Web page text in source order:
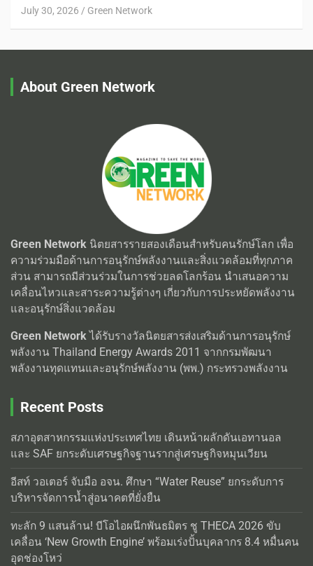
July 30, 2026 Green Network
About Green Network
Green Network นิตยสารรายสองเดือนสำหรับคนรักษ์โลก เพื่อ
ความร่วมมือด้านการอนุรักษ์พลังงานและสิ่งแวดล้อมที่ทุกภาค
ส่วน สามารถมีส่วนร่วมในการช่วยลดโลกร้อน นำเสนอความ
เคลื่อนไหวและสาระความรู้ต่างๆ เกี่ยวกับการประหยัดพลังงาน
และอนุรักษ์สิ่งแวดล้อม
Green Networkได้รับรางวัลนิตยสารส่งเสริมด้านการอนุรักษ์
พลังงาน Thailand Energy Awards 2011 จากกรมพัฒนา
พลังงานทุดแทนและอนุรักษ์พลังงาน (พพ.) กระทรวงพลังงาน
Recent Posts
สภาอุตสาหกรรมแห่งประเทศไทย เดินหน้าผลักดันเอทานอล
และ SAF ยกระดับเศรษฐกิจฐานรากสู่เศรษฐกิจหมุนเวียน
อีสท์ วอเตอร์ จับมือ อจน. ศึกษา “Water Reuse” ยกระดับการ
บริหารจัดการน้ำสู่อนาคตที่ยั่งยืน
ทะลัก 9 แสนล้าน! บีโอไอผนึกพันธมิตร ชู THECA 2026 ขับ
เคลื่อน ‘New Growth Engine’ พร้อมเร่งปั้นบุคลากร 8.4 หมื่นคน
อุดช่องโหว่